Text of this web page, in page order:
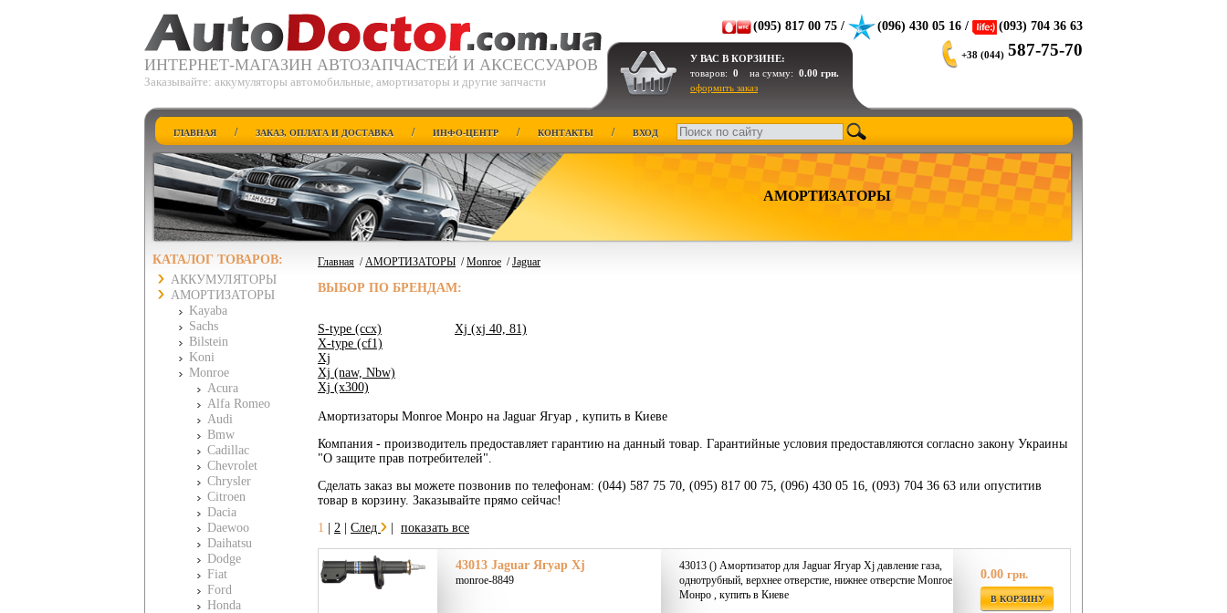
ИНТЕРНЕТ-МАГАЗИН АВТОЗАПЧАСТЕЙ И АКСЕССУАРОВ
Заказывайте: аккумуляторы автомобильные, амортизаторы и другие запчасти
(095) 817 00 75 / (096) 430 05 16 / (093) 704 36 63
У ВАС В КОРЗИНЕ:
товаров: 0 на сумму: 0.00 грн.
оформить заказ
+38 (044) 587-75-70
ГЛАВНАЯ / ЗАКАЗ, ОПЛАТА И ДОСТАВКА / ИНФО-ЦЕНТР / КОНТАКТЫ / ВХОД
АМОРТИЗАТОРЫ
КАТАЛОГ ТОВАРОВ:
АККУМУЛЯТОРЫ
АМОРТИЗАТОРЫ
Kayaba
Sachs
Bilstein
Koni
Monroe
Acura
Alfa Romeo
Audi
Bmw
Cadillac
Chevrolet
Chrysler
Citroen
Dacia
Daewoo
Daihatsu
Dodge
Fiat
Ford
Honda
Главная /АМОРТИЗАТОРЫ /Monroe /Jaguar
ВЫБОР ПО БРЕНДАМ:
S-type (ccx)
X-type (cf1)
Xj
Xj (naw, Nbw)
Xj (x300)
Xj (xj 40, 81)
Амортизаторы Monroe Монро на Jaguar Ягуар , купить в Киеве
Компания - производитель предоставляет гарантию на данный товар. Гарантийные условия предоставляются согласно закону Украины
"О защите прав потребителей".
Сделать заказ вы можете позвонив по телефонам: (044) 587 75 70, (095) 817 00 75, (096) 430 05 16, (093) 704 36 63 или опуститив
товар в корзину. Заказывайте прямо сейчас!
1
2 След показать все
43013 Jaguar Ягуар Xj
monroe-8849
43013 () Амортизатор для Jaguar Ягуар Xj давление газа,
однотрубный, верхнее отверстие, нижнее отверстие Monroe
Монро , купить в Киеве
0.00 грн.
В КОРЗИНУ